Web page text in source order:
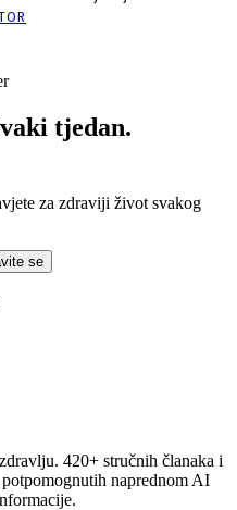
tjedan.
za zdraviji život svakog
se
420+ stručnih članaka i
naprednom AI